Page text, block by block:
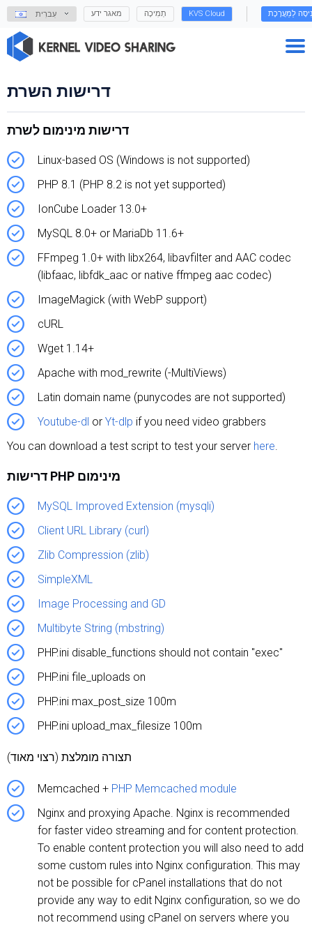
עִברִית מאגר ידע תְמִיכָה KVS Cloud לַמַעֲרֶכֶת
דרישות השרת
דרישות מינימום לשרת
Linux-based OS (Windows is not supported)
PHP 8.1 (PHP 8.2 is not yet supported)
IonCube Loader 13.0+
MySQL 8.0+ or MariaDb 11.6+
FFmpeg 1.0+ with libx264, libavfilter and AAC codec
(libfaac, libfdk_aac or native ffmpeg aac codec)
ImageMagick (with WebP support)
cURL
Wget 1.14+
Apache with mod_rewrite (-MultiViews)
Latin domain name (punycodes are not supported)
Youtube-dl or Yt-dlp if you need video grabbers
You can download a test script to test your server here.
דרישות PHP מינימום
MySQL Improved Extension (mysqli)
Client URL Library (curl)
Zlib Compression (zlib)
SimpleXML
Image Processing and GD
Multibyte String (mbstring)
PHP.ini disable_functions should not contain "exec"
PHP.ini file_uploads on
PHP.ini max_post_size 100m
PHP.ini upload_max_filesize 100m
תצורה מומלצת (רצוי מאוד)
Memcached + PHP Memcached module
Nginx and proxying Apache. Nginx is recommended
for faster video streaming and for content protection.
To enable content protection you will also need to add
some custom rules into Nginx configuration. This may
not be possible for cPanel installations that do not
provide any way to edit Nginx configuration, so we do
not recommend using cPanel on servers where you